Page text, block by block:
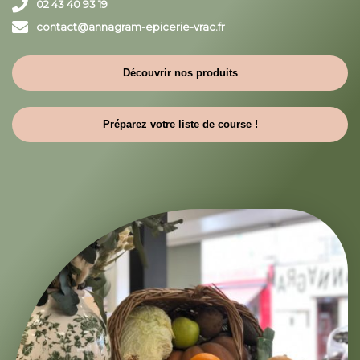
02 43 40 93 19
contact@annagram-epicerie-vrac.fr
Découvrir nos produits
Préparez votre liste de course !